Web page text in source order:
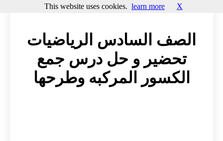
الصف السادس الرياضيات
تحضير و حل درس جمع
الكسور المركبه وطرحها
This website uses cookies. learn more X